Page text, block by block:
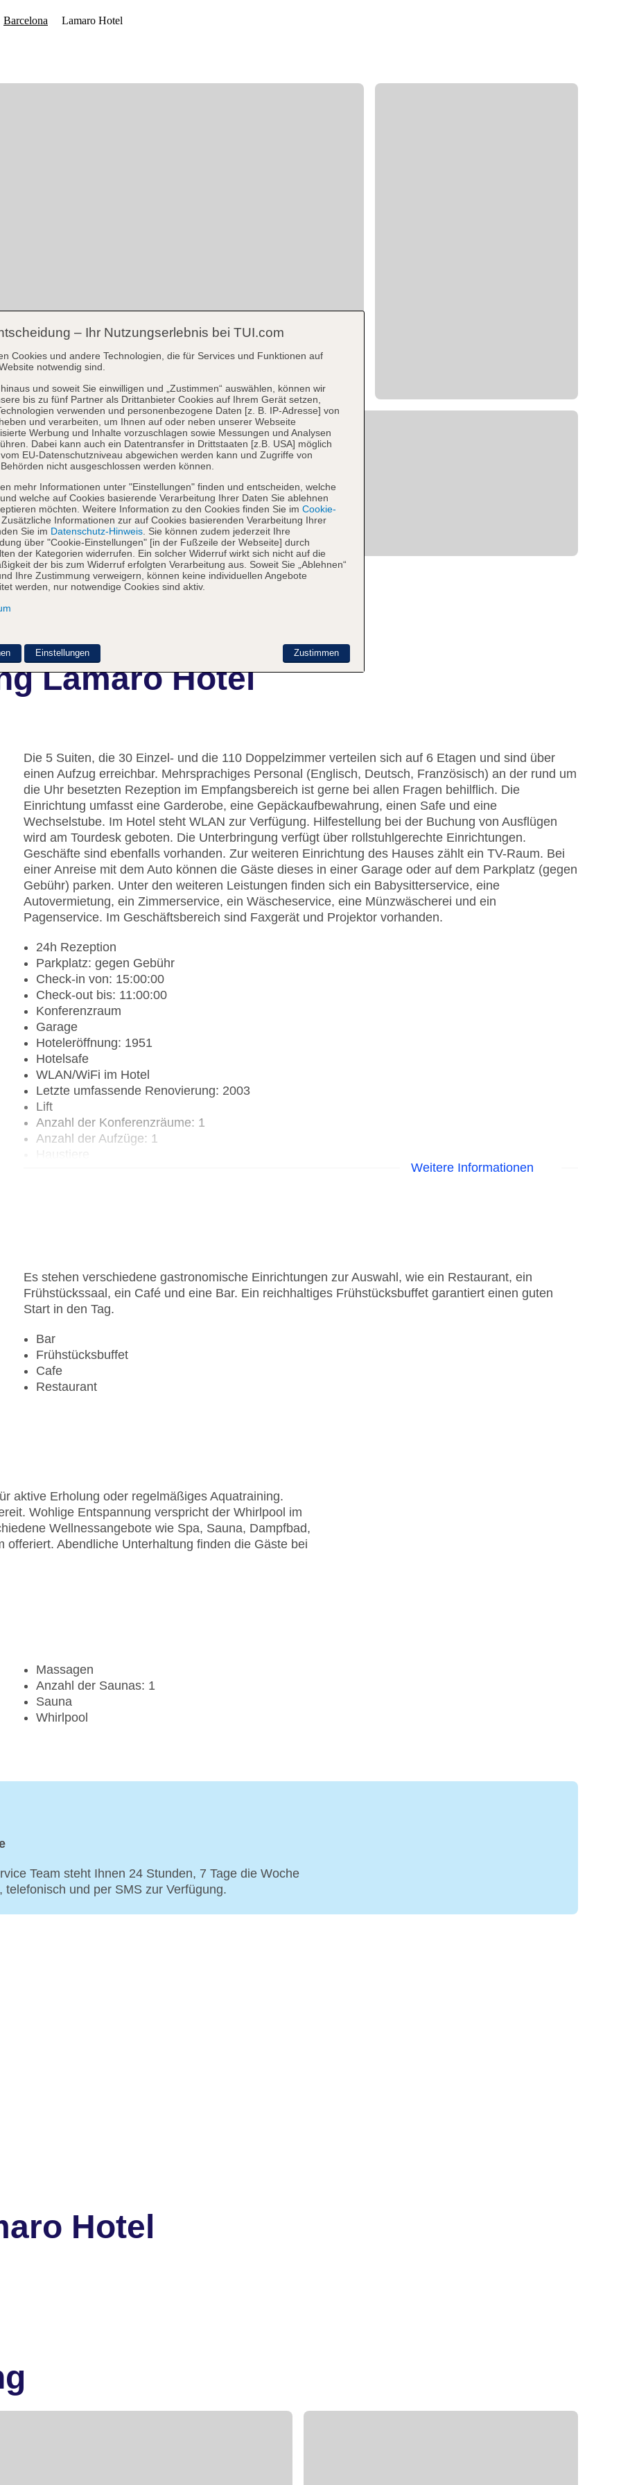
Lamaro Hotel
Die 5 Suiten, die 30 Einzel- und die 110 Doppelzimmer verteilen sich auf 6 Etagen und sind über
einen Aufzug erreichbar. Mehrsprachiges Personal (Englisch, Deutsch, Französisch) an der rund um
die Uhr besetzten Rezeption im Empfangsbereich ist gerne bei allen Fragen behilflich. Die
Einrichtung umfasst eine Garderobe, eine Gepäckaufbewahrung, einen Safe und eine
Wechselstube. Im Hotel steht WLAN zur Verfügung. Hilfestellung bei der Buchung von Ausflügen
wird am Tourdesk geboten. Die Unterbringung verfügt über rollstuhlgerechte Einrichtungen.
Geschäfte sind ebenfalls vorhanden. Zur weiteren Einrichtung des Hauses zählt ein TV-Raum. Bei
einer Anreise mit dem Auto können die Gäste dieses in einer Garage oder auf dem Parkplatz (gegen
Gebühr) parken. Unter den weiteren Leistungen finden sich ein Babysitterservice, eine
Autovermietung, ein Zimmerservice, ein Wäscheservice, eine Münzwäscherei und ein
Pagenservice. Im Geschäftsbereich sind Faxgerät und Projektor vorhanden.
24h Rezeption
Parkplatz: gegen Gebühr
Check-in von: 15:00:00
Check-out bis: 11:00:00
Konferenzraum
Garage
Hoteleröffnung: 1951
Hotelsafe
WLAN/WiFi im Hotel
Letzte umfassende Renovierung: 2003
Lift
Anzahl der Konferenzräume: 1
Anzahl der Aufzüge: 1
Weitere Informationen
Es stehen verschiedene gastronomische Einrichtungen zur Auswahl, wie ein Restaurant, ein
Frühstückssaal, ein Café und eine Bar. Ein reichhaltiges Frühstücksbuffet garantiert einen guten
Start in den Tag.
Bar
Frühstücksbuffet
Cafe
Restaurant
aktive Erholung oder regelmäßiges Aquatraining.
Wohlige Entspannung verspricht der Whirlpool im
Wellnessangebote wie Spa, Sauna, Dampfbad,
Abendliche Unterhaltung finden die Gäste bei
Massagen
Anzahl der Saunas: 1
Sauna
Whirlpool
Team steht Ihnen 24 Stunden, 7 Tage die Woche
und per SMS zur Verfügung.
Hotel
– Ihr Nutzungserlebnis bei TUI.com
Cookies und andere Technologien, die für Services und Funktionen auf
notwendig sind.
und soweit Sie einwilligen und „Zustimmen“ auswählen, können wir
bis zu fünf Partner als Drittanbieter Cookies auf Ihrem Gerät setzen,
verwenden und personenbezogene Daten [z. B. IP-Adresse] von
und verarbeiten, um Ihnen auf oder neben unserer Webseite
Werbung und Inhalte vorzuschlagen sowie Messungen und Analysen
Dabei kann auch ein Datentransfer in Drittstaaten [z.B. USA] möglich
EU-Datenschutzniveau abgewichen werden kann und Zugriffe von
nicht ausgeschlossen werden können.
mehr Informationen unter "Einstellungen" finden und entscheiden, welche
welche auf Cookies basierende Verarbeitung Ihrer Daten Sie ablehnen
möchten. Weitere Information zu den Cookies finden Sie im Cookie-
. Zusätzliche Informationen zur auf Cookies basierenden Verarbeitung Ihrer
Sie im Datenschutz-Hinweis . Sie können zudem jederzeit Ihre
über "Cookie-Einstellungen" [in der Fußzeile der Webseite] durch
der Kategorien widerrufen. Ein solcher Widerruf wirkt sich nicht auf die
der bis zum Widerruf erfolgten Verarbeitung aus. Soweit Sie „Ablehnen“
Ihre Zustimmung verweigern, können keine individuellen Angebote
werden, nur notwendige Cookies sind aktiv.
Zustimmen
Einstellungen